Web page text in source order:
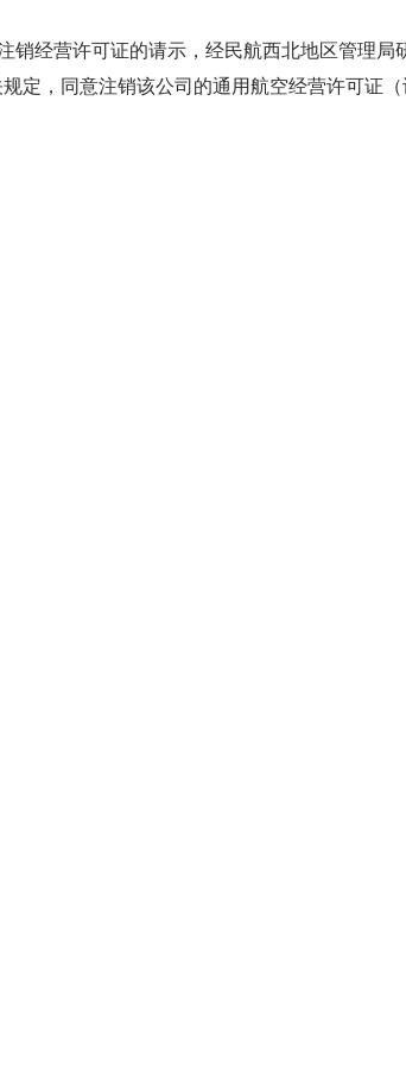
销经营许可证的请示 ，经民航西北地区管理局
定，同意注销该公司的通用航空经营许可证